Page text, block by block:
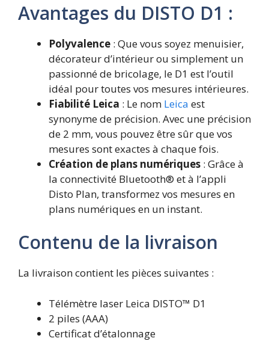
Avantages du DISTO D1 :
Polyvalence : Que vous soyez menuisier,
décorateur d’intérieur ou simplement un
passionné de bricolage, le D1 est l’outil
idéal pour toutes vos mesures intérieures.
Fiabilité Leica : Le nom Leica est
synonyme de précision. Avec une précision
de 2 mm, vous pouvez être sûr que vos
mesures sont exactes à chaque fois.
Création de plans numériques : Grâce à
la connectivité Bluetooth® et à l’appli
Disto Plan, transformez vos mesures en
plans numériques en un instant.
Contenu de la livraison
La livraison contient les pièces suivantes :
Télémètre laser Leica DISTO™ D1
2 piles (AAA)
Certificat d’étalonnage